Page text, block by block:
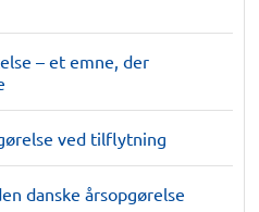
– et emne, der
ved tilflytning
danske årsopgørelse